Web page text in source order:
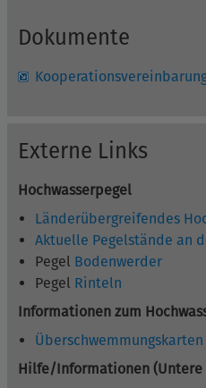
Dokumente
Externe Links
Hochwasserpegel
Länderübergreifendes
Aktuelle Pegelstände an
Pegel Bodenwerder
Pegel Rinteln
Informationen zum
Hilfe/Informationen (Untere